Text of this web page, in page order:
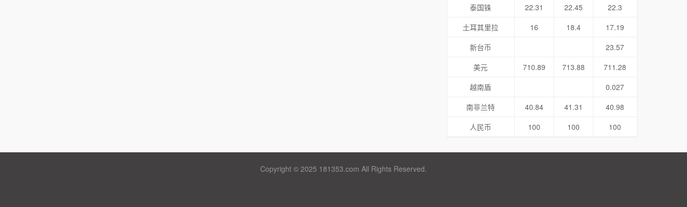
泰国铢
22.31 22.45
22.3
土耳其里拉
16 18.4
17.19
新台币
23.57
美元
710.89 713.88
711.28
越南盾
0.027
南非兰特
40.84 41.31
40.98
人民币
100 100 100
Copyright © 2025 181353.com All Rights Reserved.